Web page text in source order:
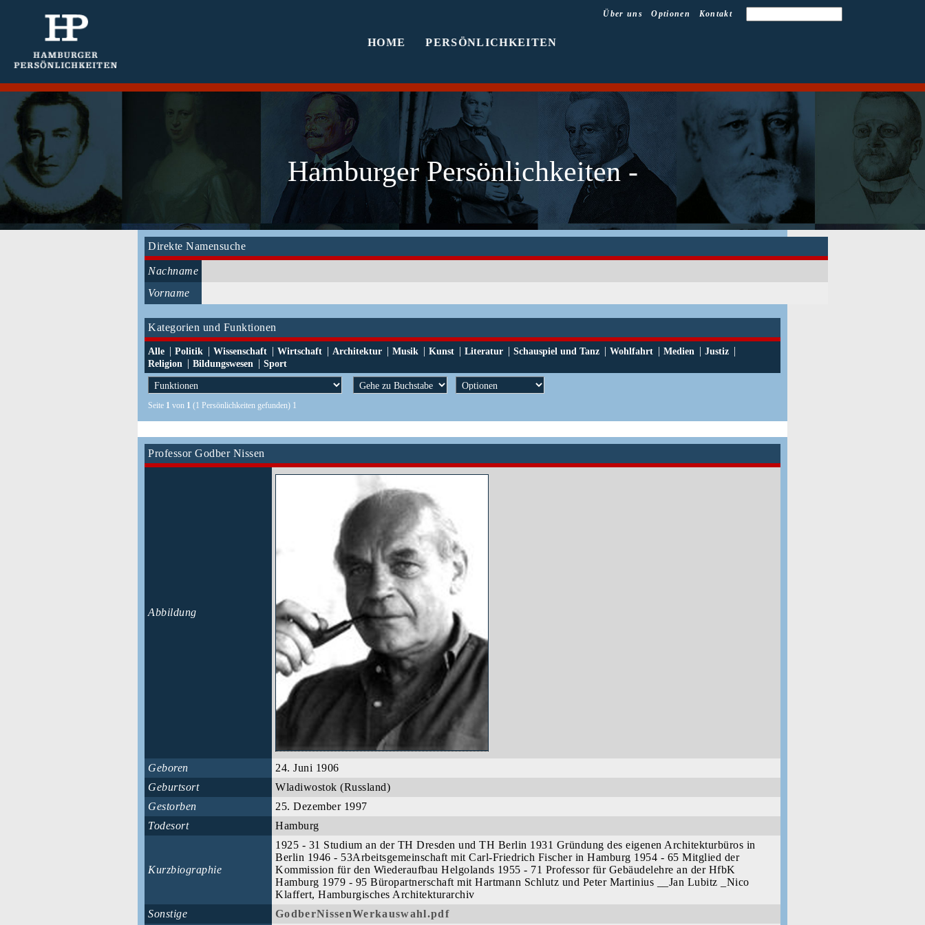
HOME PERSÖNLICHKEITEN
Über uns Optionen Kontakt
Hamburger Persönlichkeiten -
Direkte Namensuche
Nachname
Vorname
Kategorien und Funktionen
Alle | Politik | Wissenschaft | Wirtschaft | Architektur | Musik | Kunst | Literatur | Schauspiel und Tanz | Wohlfahrt | Medien | Justiz |
Religion | Bildungswesen | Sport
Seite 1 von 1 (1 Persönlichkeiten gefunden) 1
Professor Godber Nissen
Abbildung
Geboren
24. Juni 1906
Geburtsort
Wladiwostok (Russland)
Gestorben
25. Dezember 1997
Todesort
Hamburg
Kurzbiographie
1925 - 31 Studium an der TH Dresden und TH Berlin 1931 Gründung des eigenen Architekturbüros in
Berlin 1946 - 53Arbeitsgemeinschaft mit Carl-Friedrich Fischer in Hamburg 1954 - 65 Mitglied der
Kommission für den Wiederaufbau Helgolands 1955 - 71 Professor für Gebäudelehre an der HfbK
Hamburg 1979 - 95 Büropartnerschaft mit Hartmann Schlutz und Peter Martinius __Jan Lubitz _Nico
Klaffert, Hamburgisches Architekturarchiv
Sonstige
GodberNissenWerkauswahl.pdf